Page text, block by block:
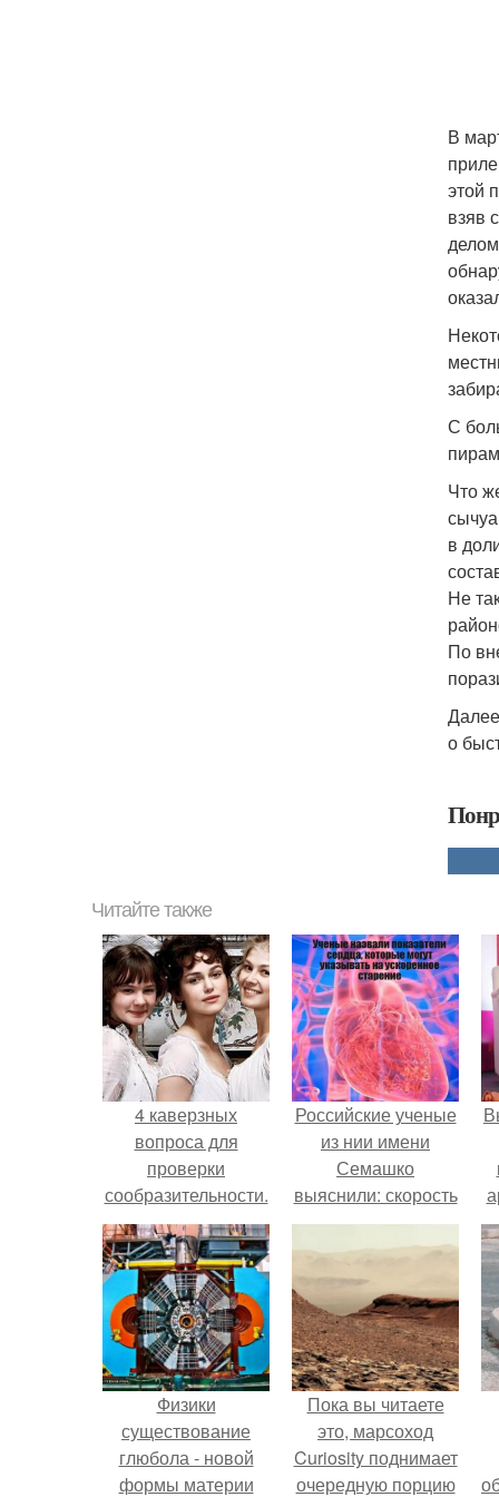
В
этой
взяв
С
Что
в
Не
По
о
Читайте также
4 каверзных
вопроса для
проверки
сообразительности.
Российские ученые
из нии имени
Семашко
выяснили: скорость
старения напрямую
зависит от
состояния сосудов
и работы сердца.
Физики
существование
глюбола - новой
формы материи
Пока вы читаете
это, марсоход
Curiosity поднимает
очередную порцию